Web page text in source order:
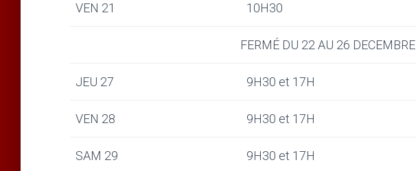
VEN 21 10H30
FERMÉ DU 22 AU 26 DECEMBRE
JEU 27 9H30 et 17H
VEN 28 9H30 et 17H
SAM 29 9H30 et 17H